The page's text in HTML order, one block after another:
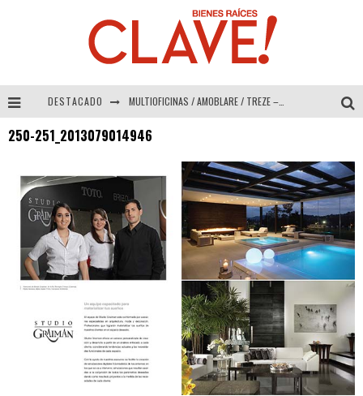
DESTACADO MULTIOFICINAS / AMOBLARE / TREZE – Especial Interiorismo & Decoración 2026
COLINEAL – Especial Interiorismo & Decoración 2026
ADRIANA HOYOS DESIGN STUDIO – Especial Interiorismo & Decoración 2026
250-251_2013079014946